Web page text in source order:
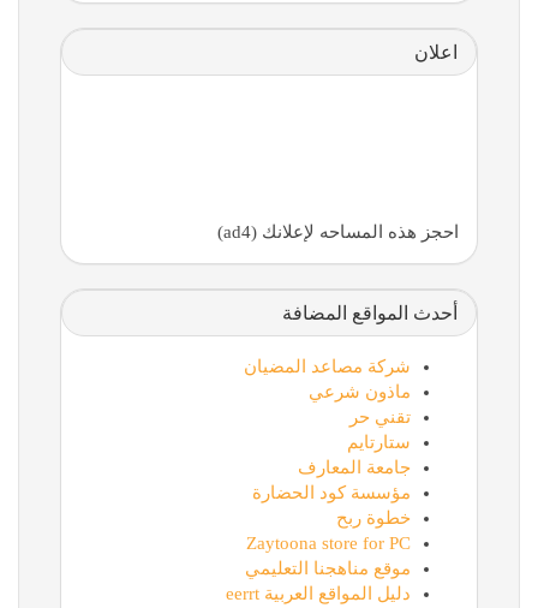
اعلان
احجز هذه المساحه لإعلانك (ad4)
أحدث المواقع المضافة
شركة مصاعد المضيان
ماذون شرعي
تقني حر
ستارتايم
جامعة المعارف
مؤسسة كود الحضارة
خطوة ربح
Zaytoona store for PC
موقع مناهجنا التعليمي
دليل المواقع العربية eerrt